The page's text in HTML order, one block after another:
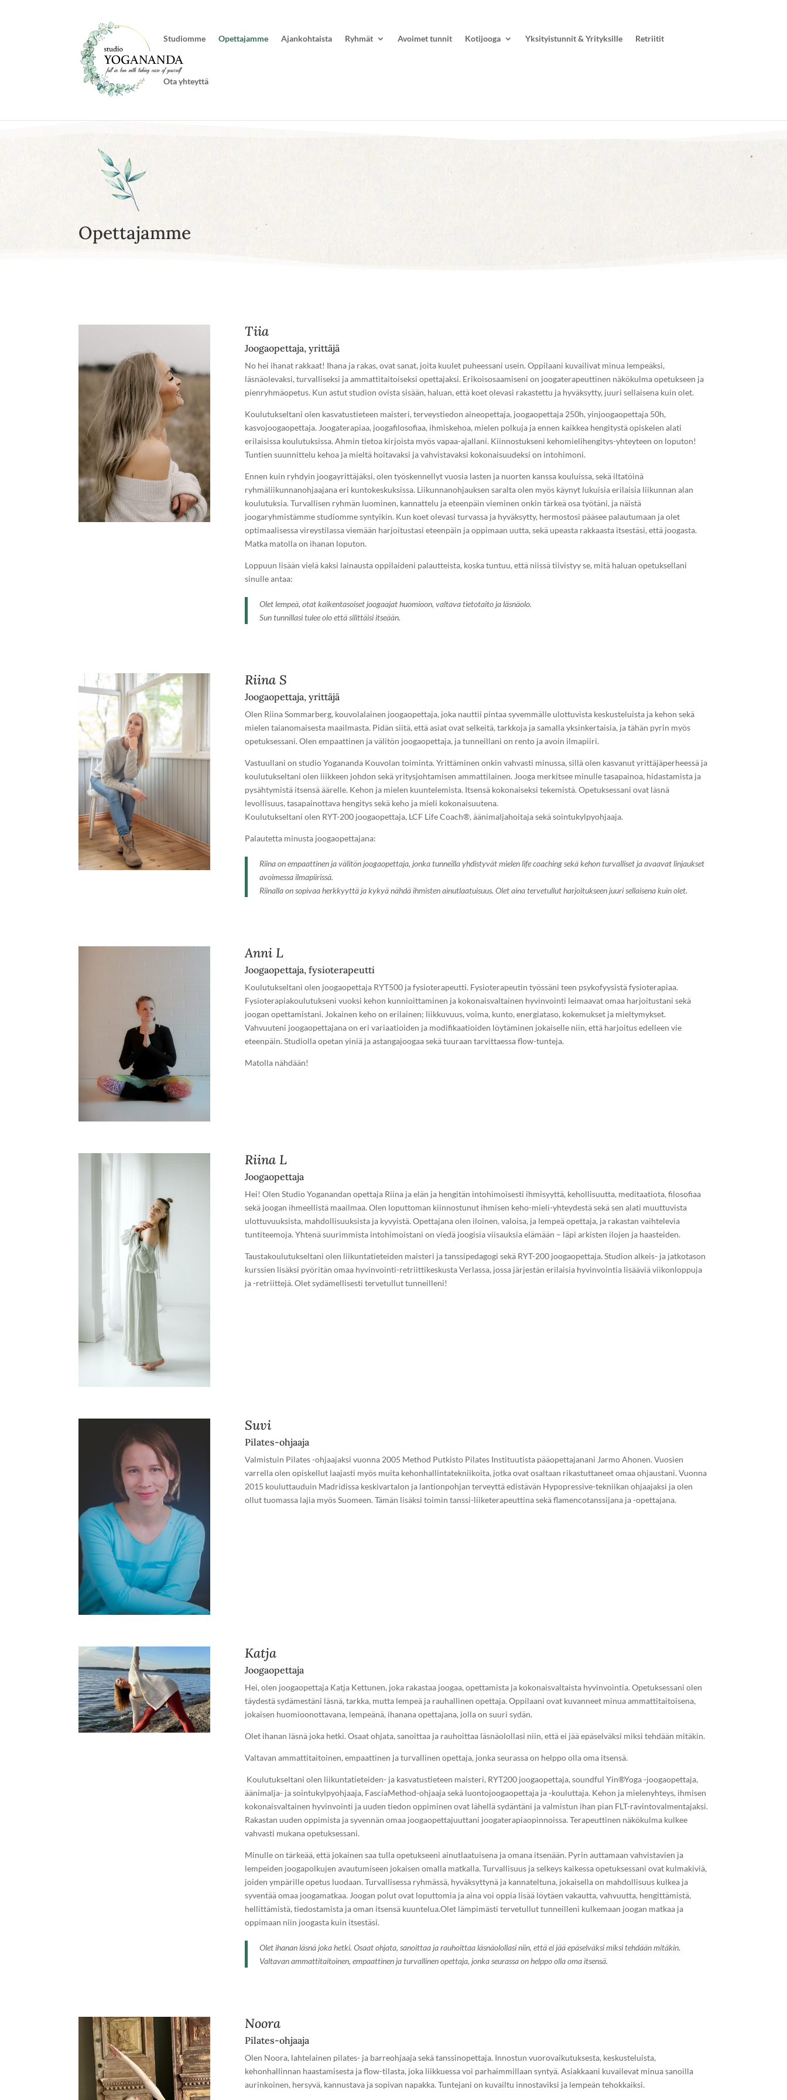
Studiomme Opettajamme Ajankohtaista Ryhmät Avoimet tunnit Kotijooga Yksityistunnit & Yrityksille Retriitit
Ota yhteyttä
Opettajamme
Tiia
Joogaopettaja, yrittäjä
No hei ihanat rakkaat! Ihana ja rakas, ovat sanat, joita kuulet puheessani usein. Oppilaani kuvailivat minua lempeäksi,
läsnäolevaksi, turvalliseksi ja ammattitaitoiseksi opettajaksi. Erikoisosaamiseni on joogaterapeuttinen näkökulma opetukseen ja
pienryhmäopetus. Kun astut studion ovista sisään, haluan, että koet olevasi rakastettu ja hyväksytty, juuri sellaisena kuin olet.
Koulutukseltani olen kasvatustieteen maisteri, terveystiedon aineopettaja, joogaopettaja 250h, yinjoogaopettaja 50h,
kasvojoogaopettaja. Joogaterapiaa, joogafilosofiaa, ihmiskehoa, mielen polkuja ja ennen kaikkea hengitystä opiskelen alati
erilaisissa koulutuksissa. Ahmin tietoa kirjoista myös vapaa-ajallani. Kiinnostukseni kehomielihengitys-yhteyteen on loputon!
Tuntien suunnittelu kehoa ja mieltä hoitavaksi ja vahvistavaksi kokonaisuudeksi on intohimoni.
Ennen kuin ryhdyin joogayrittäjäksi, olen työskennellyt vuosia lasten ja nuorten kanssa kouluissa, sekä iltatöinä
ryhmäliikunnanohjaajana eri kuntokeskuksissa. Liikunnanohjauksen saralta olen myös käynyt lukuisia erilaisia liikunnan alan
koulutuksia. Turvallisen ryhmän luominen, kannattelu ja eteenpäin vieminen onkin tärkeä osa työtäni, ja näistä
joogaryhmistämme studiomme syntyikin. Kun koet olevasi turvassa ja hyväksytty, hermostosi pääsee palautumaan ja olet
optimaalisessa vireystilassa viemään harjoitustasi eteenpäin ja oppimaan uutta, sekä upeasta rakkaasta itsestäsi, että joogasta.
Matka matolla on ihanan loputon.
Loppuun lisään vielä kaksi lainausta oppilaideni palautteista, koska tuntuu, että niissä tiivistyy se, mitä haluan opetuksellani
sinulle antaa:
Olet lempeä, otat kaikentasoiset joogaajat huomioon, valtava tietotaito ja läsnäolo.
Sun tunnillasi tulee olo että silittäisi itseään.
Riina S
Joogaopettaja, yrittäjä
Olen Riina Sommarberg, kouvolalainen joogaopettaja, joka nauttii pintaa syvemmälle ulottuvista keskusteluista ja kehon sekä
mielen taianomaisesta maailmasta. Pidän siitä, että asiat ovat selkeitä, tarkkoja ja samalla yksinkertaisia, ja tähän pyrin myös
opetuksessani. Olen empaattinen ja välitön joogaopettaja, ja tunneillani on rento ja avoin ilmapiiri.
Vastuullani on studio Yogananda Kouvolan toiminta. Yrittäminen onkin vahvasti minussa, sillä olen kasvanut yrittäjäperheessä ja
koulutukseltani olen liikkeen johdon sekä yritysjohtamisen ammattilainen. Jooga merkitsee minulle tasapainoa, hidastamista ja
pysähtymistä itsensä äärelle. Kehon ja mielen kuuntelemista. Itsensä kokonaiseksi tekemistä. Opetuksessani ovat läsnä
levollisuus, tasapainottava hengitys sekä keho ja mieli kokonaisuutena.
Koulutukseltani olen RYT-200 joogaopettaja, LCF Life Coach®️, äänimaljahoitaja sekä sointukylpyohjaaja.
Palautetta minusta joogaopettajana:
Riina on empaattinen ja välitön joogaopettaja, jonka tunneilla yhdistyvät mielen life coaching sekä kehon turvalliset ja avaavat linjaukset
avoimessa ilmapiirissä.
Riinalla on sopivaa herkkyyttä ja kykyä nähdä ihmisten ainutlaatuisuus. Olet aina tervetullut harjoitukseen juuri sellaisena kuin olet.
Anni L
Joogaopettaja, fysioterapeutti
Koulutukseltani olen joogaopettaja RYT500 ja fysioterapeutti. Fysioterapeutin työssäni teen psykofyysistä fysioterapiaa.
Fysioterapiakoulutukseni vuoksi kehon kunnioittaminen ja kokonaisvaltainen hyvinvointi leimaavat omaa harjoitustani sekä
joogan opettamistani. Jokainen keho on erilainen; liikkuvuus, voima, kunto, energiataso, kokemukset ja mieltymykset.
Vahvuuteni joogaopettajana on eri variaatioiden ja modifikaatioiden löytäminen jokaiselle niin, että harjoitus edelleen vie
eteenpäin. Studiolla opetan yiniä ja astangajoogaa sekä tuuraan tarvittaessa flow-tunteja.
Matolla nähdään!
Riina L
Joogaopettaja
Hei! Olen Studio Yoganandan opettaja Riina ja elän ja hengitän intohimoisesti ihmisyyttä, kehollisuutta, meditaatiota, filosofiaa
sekä joogan ihmeellistä maailmaa. Olen loputtoman kiinnostunut ihmisen keho-mieli-yhteydestä sekä sen alati muuttuvista
ulottuvuuksista, mahdollisuuksista ja kyvyistä. Opettajana olen iloinen, valoisa, ja lempeä opettaja, ja rakastan vaihtelevia
tuntiteemoja. Yhtenä suurimmista intohimoistani on viedä joogisia viisauksia elämään – läpi arkisten ilojen ja haasteiden.
Taustakoulutukseltani olen liikuntatieteiden maisteri ja tanssipedagogi sekä RYT-200 joogaopettaja. Studion alkeis- ja jatkotason
kurssien lisäksi pyöritän omaa hyvinvointi-retriittikeskusta Verlassa, jossa järjestän erilaisia hyvinvointia lisääviä viikonloppuja
ja -retriittejä. Olet sydämellisesti tervetullut tunneilleni!
Suvi
Pilates-ohjaaja
Valmistuin Pilates -ohjaajaksi vuonna 2005 Method Putkisto Pilates Instituutista pääopettajanani Jarmo Ahonen. Vuosien
varrella olen opiskellut laajasti myös muita kehonhallintatekniikoita, jotka ovat osaltaan rikastuttaneet omaa ohjaustani. Vuonna
2015 kouluttauduin Madridissa keskivartalon ja lantionpohjan terveyttä edistävän Hypopressive-tekniikan ohjaajaksi ja olen
ollut tuomassa lajia myös Suomeen. Tämän lisäksi toimin tanssi-liiketerapeuttina sekä flamencotanssijana ja -opettajana.
Katja
Joogaopettaja
Hei, olen joogaopettaja Katja Kettunen, joka rakastaa joogaa, opettamista ja kokonaisvaltaista hyvinvointia. Opetuksessani olen
täydestä sydämestäni läsnä, tarkka, mutta lempeä ja rauhallinen opettaja. Oppilaani ovat kuvanneet minua ammattitaitoisena,
jokaisen huomioonottavana, lempeänä, ihanana opettajana, jolla on suuri sydän.
Olet ihanan läsnä joka hetki. Osaat ohjata, sanoittaa ja rauhoittaa läsnäolollasi niin, että ei jää epäselväksi miksi tehdään mitäkin.
Valtavan ammattitaitoinen, empaattinen ja turvallinen opettaja, jonka seurassa on helppo olla oma itsensä.
Koulutukseltani olen liikuntatieteiden- ja kasvatustieteen maisteri, RYT200 joogaopettaja, soundful Yin®Yoga -joogaopettaja,
äänimalja- ja sointukylpyohjaaja, FasciaMethod-ohjaaja sekä luontojoogaopettaja ja -kouluttaja. Kehon ja mielenyhteys, ihmisen
kokonaisvaltainen hyvinvointi ja uuden tiedon oppiminen ovat lähellä sydäntäni ja valmistun ihan pian FLT-ravintovalmentajaksi.
Rakastan uuden oppimista ja syvennän omaa joogaopettajuuttani joogaterapiaopinnoissa. Terapeuttinen näkökulma kulkee
vahvasti mukana opetuksessani.
Minulle on tärkeää, että jokainen saa tulla opetukseeni ainutlaatuisena ja omana itsenään. Pyrin auttamaan vahvistavien ja
lempeiden joogapolkujen avautumiseen jokaisen omalla matkalla. Turvallisuus ja selkeys kaikessa opetuksessani ovat kulmakiviä,
joiden ympärille opetus luodaan. Turvallisessa ryhmässä, hyväksyttynä ja kannateltuna, jokaisella on mahdollisuus kulkea ja
syventää omaa joogamatkaa. Joogan polut ovat loputtomia ja aina voi oppia lisää löytäen vakautta, vahvuutta, hengittämistä,
hellittämistä, tiedostamista ja oman itsensä kuuntelua.Olet lämpimästi tervetullut tunneilleni kulkemaan joogan matkaa ja
oppimaan niin joogasta kuin itsestäsi.
Olet ihanan läsnä joka hetki. Osaat ohjata, sanoittaa ja rauhoittaa läsnäolollasi niin, että ei jää epäselväksi miksi tehdään mitäkin.
Valtavan ammattitaitoinen, empaattinen ja turvallinen opettaja, jonka seurassa on helppo olla oma itsensä.
Noora
Pilates-ohjaaja
Olen Noora, lahtelainen pilates- ja barreohjaaja sekä tanssinopettaja. Innostun vuorovaikutuksesta, keskusteluista,
kehonhallinnan haastamisesta ja flow-tilasta, joka liikkuessa voi parhaimmillaan syntyä. Asiakkaani kuvailevat minua sanoilla
aurinkoinen, hersyvä, kannustava ja sopivan napakka. Tuntejani on kuvailtu innostaviksi ja lempeän tehokkaiksi.